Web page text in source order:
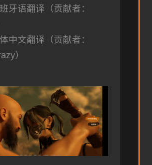
牙语翻译（贡献者：
中文翻译（贡献者：
）